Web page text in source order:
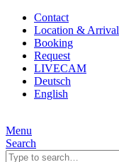
Contact
Location & Arrival
Booking
Request
LIVECAM
Deutsch
English
Menu
Search
Search